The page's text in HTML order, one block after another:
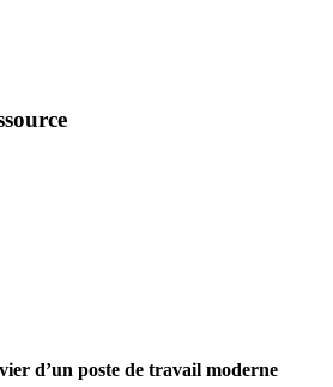
d’un poste de travail moderne